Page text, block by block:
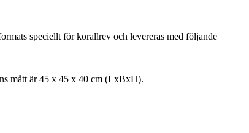
speciellt för korallrev och levereras med följande
mått är 45 x 45 x 40 cm (LxBxH).